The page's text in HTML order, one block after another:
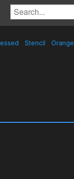
Stencil Orange